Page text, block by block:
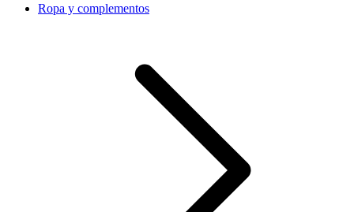
Ropa y complementos